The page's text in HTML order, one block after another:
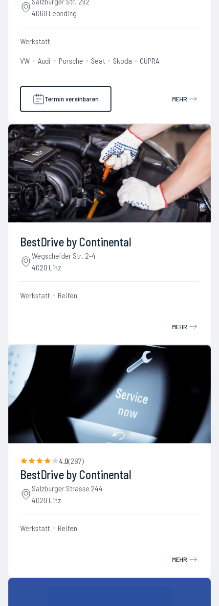
4060 Leonding
Werkstatt
VW Audi Porsche Seat Skoda CUPRA
Termin vereinbaren MEHR
BestDrive by Continental
Wegscheider Str. 2-4
4020 Linz
Werkstatt Reifen
MEHR
4.0(287)
BestDrive by Continental
Salzburger Strasse 244
4020 Linz
Werkstatt Reifen
MEHR